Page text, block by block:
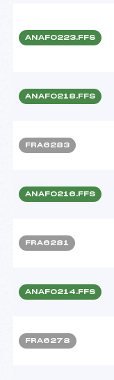
ANAF0223.FFS
ANAF0218.FFS
FRA6283
ANAF0216.FFS
FRA6281
ANAF0214.FFS
FRA6278